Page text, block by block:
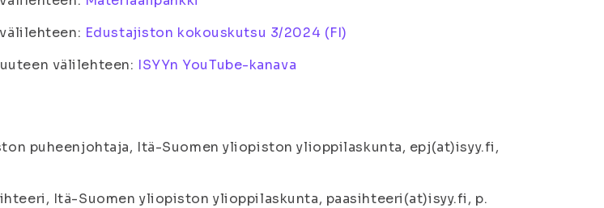
Edustajiston kokouskutsu 3/2024 (FI)
välilehteen: ISYYn YouTube-kanava
puheenjohtaja, Itä-Suomen yliopiston ylioppilaskunta, epj(at)isyy.fi,
Itä-Suomen yliopiston ylioppilaskunta, paasihteeri(at)isyy.fi, p.